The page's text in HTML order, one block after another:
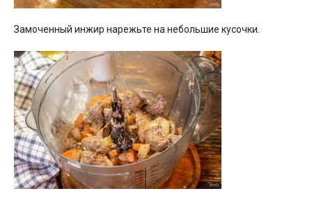
Замоченный инжир нарежьте на небольшие кусочки.